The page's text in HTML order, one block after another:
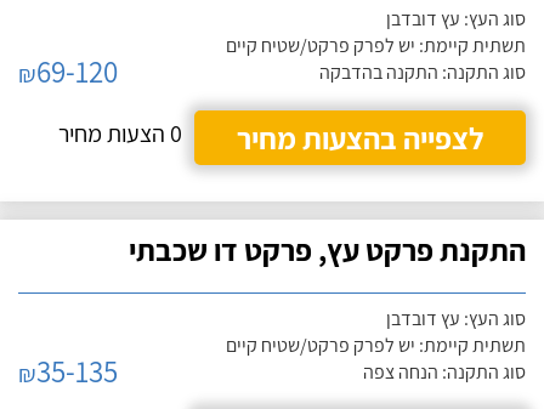
סוג העץ: עץ דובדבן
תשתית קיימת: יש לפרק פרקט/שטיח קיים
סוג התקנה: התקנה בהדבקה
₪69-120
לצפייה בהצעות מחיר
0 הצעות מחיר
התקנת פרקט עץ, פרקט דו שכבתי
סוג העץ: עץ דובדבן
תשתית קיימת: יש לפרק פרקט/שטיח קיים
סוג התקנה: הנחה צפה
₪35-135